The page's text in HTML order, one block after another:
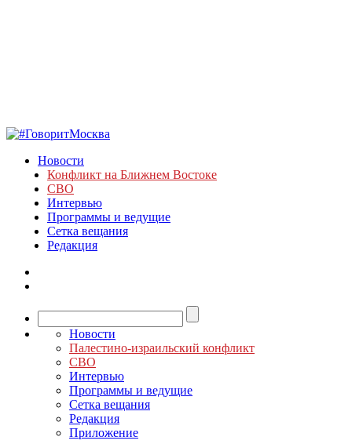
Новости
Конфликт на Ближнем Востоке
СВО
Интервью
Программы и ведущие
Сетка вещания
Редакция
Новости
Палестино-израильский конфликт
СВО
Интервью
Программы и ведущие
Сетка вещания
Редакция
Приложение